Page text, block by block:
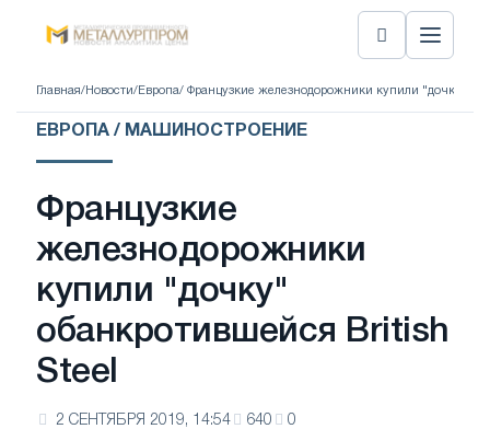
Главная/ Новости/ Европа/ Французкие железнодорожники купили "дочку"
ЕВРОПА / МАШИНОСТРОЕНИЕ
Французкие
железнодорожники
купили "дочку"
обанкротившейся British
Steel
2 СЕНТЯБРЯ 2019, 14:54 640 0